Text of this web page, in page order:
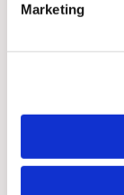
Marketing